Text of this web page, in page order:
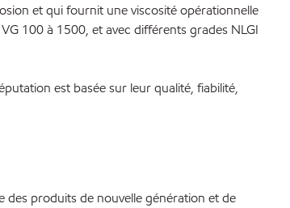
et qui fournit une viscosité opérationnelle
100 à 1500, et avec différents grades NLGI
est basée sur leur qualité, fiabilité,
des produits de nouvelle génération et de